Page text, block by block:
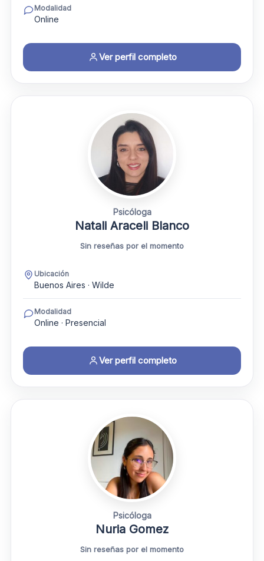
Modalidad
Online
Ver perfil completo
Psicóloga
Natali Araceli Blanco
Sin reseñas por el momento
Ubicación
Buenos Aires · Wilde
Modalidad
Online · Presencial
Ver perfil completo
Psicóloga
Nuria Gomez
Sin reseñas por el momento